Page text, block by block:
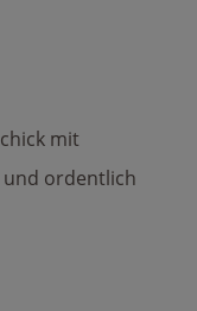
mit
und ordentlich